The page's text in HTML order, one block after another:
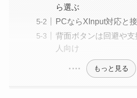
ら選ぶ
PCならXInput対応と
背面ボタンは回避や
人向け
もっと見る